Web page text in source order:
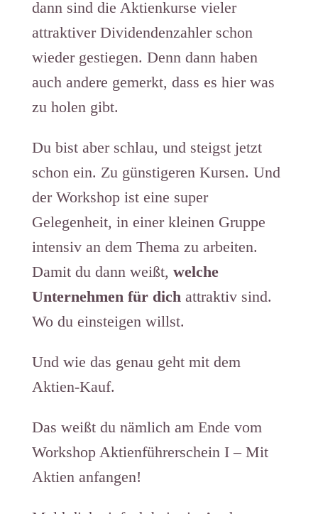
dann sind die Aktienkurse vieler
attraktiver Dividendenzahler schon
wieder gestiegen. Denn dann haben
auch andere gemerkt, dass es hier was
zu holen gibt.
Du bist aber schlau, und steigst jetzt
schon ein. Zu günstigeren Kursen. Und
der Workshop ist eine super
Gelegenheit, in einer kleinen Gruppe
intensiv an dem Thema zu arbeiten.
Damit du dann weißt, welche
Unternehmen für dichattraktiv sind.
Wo du einsteigen willst.
Und wie das genau geht mit dem
Aktien-Kauf.
Das weißt du nämlich am Ende vom
Workshop Aktienführerschein I – Mit
Aktien anfangen!